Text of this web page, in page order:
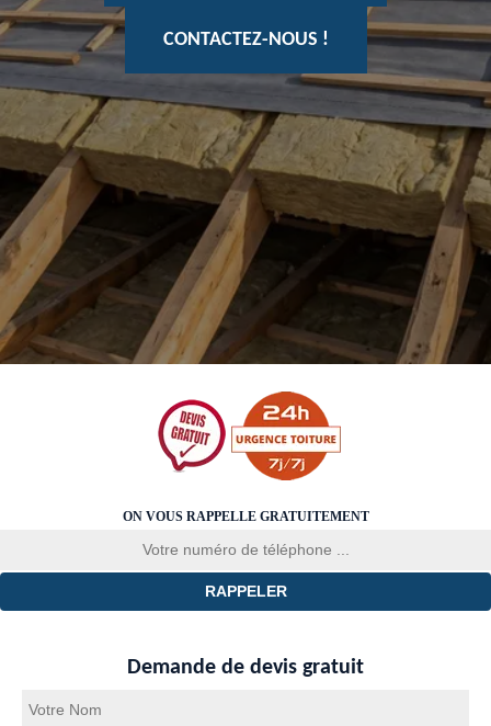
CONTACTEZ-NOUS !
ON VOUS RAPPELLE GRATUITEMENT
Demande de devis gratuit